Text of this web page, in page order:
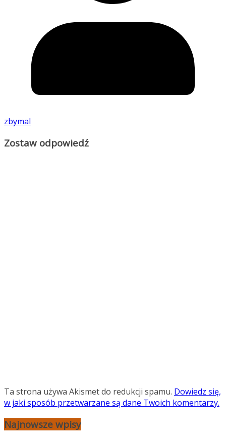
zbymal
Zostaw odpowiedź
Ta strona używa Akismet do redukcji spamu. Dowiedz się,
w jaki sposób przetwarzane są dane Twoich komentarzy.
Najnowsze wpisy